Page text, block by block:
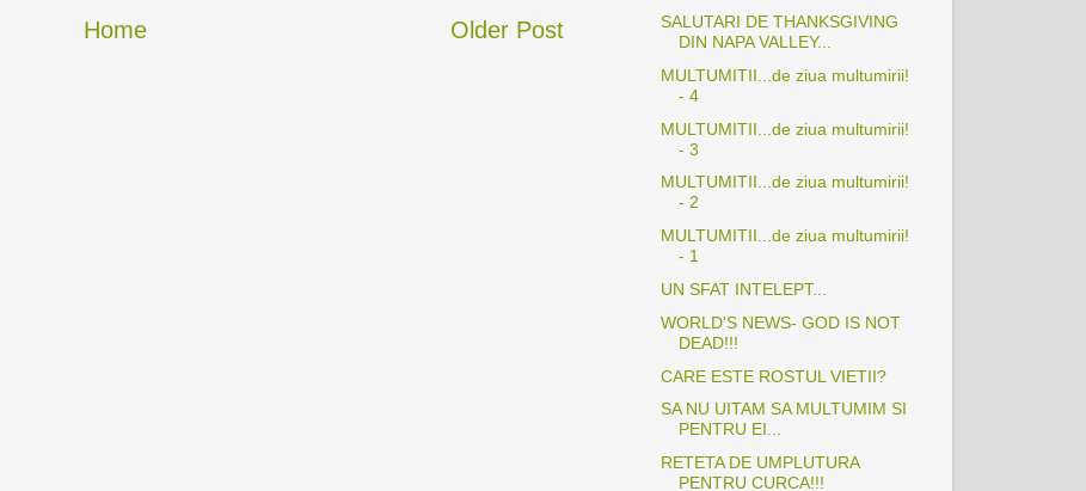
Older Post
Home
SALUTARI DE THANKSGIVING
DIN NAPA VALLEY...
MULTUMITII...de ziua multumirii!
- 4
MULTUMITII...de ziua multumirii!
- 3
MULTUMITII...de ziua multumirii!
- 2
MULTUMITII...de ziua multumirii!
- 1
UN SFAT INTELEPT...
WORLD'S NEWS- GOD IS NOT
DEAD!!!
CARE ESTE ROSTUL VIETII?
SA NU UITAM SA MULTUMIM SI
PENTRU EI...
RETETA DE UMPLUTURA
PENTRU CURCA!!!